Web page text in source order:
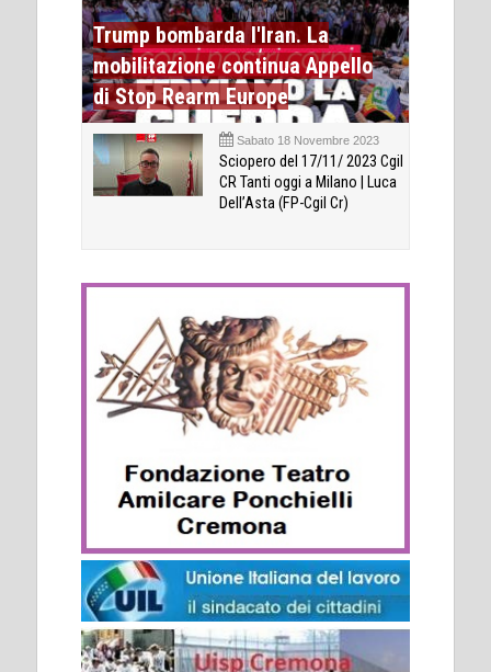
Trump bombarda l'Iran. La
mobilitazione continua Appello
di Stop Rearm Europe
Sabato 18 Novembre 2023
Sciopero del 17/11/ 2023 Cgil
CR Tanti oggi a Milano | Luca
Dell’Asta (FP-Cgil Cr)